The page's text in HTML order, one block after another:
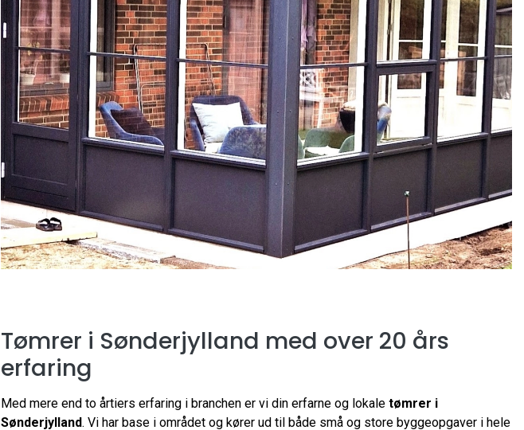
Tømrer i Sønderjylland med over 20 års
erfaring
Med mere end to årtiers erfaring i branchen er vi din erfarne og lokale tømrer i
Sønderjylland. Vi har base i området og kører ud til både små og store byggeopgaver i hele